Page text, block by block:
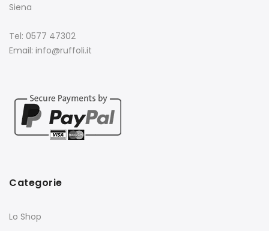
Siena
Tel: 0577 47302
Email: info@ruffoli.it
Categorie
Lo Shop